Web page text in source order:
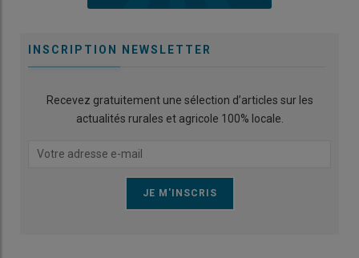
INSCRIPTION NEWSLETTER
Recevez gratuitement une sélection d’articles sur les
actualités rurales et agricole 100% locale.